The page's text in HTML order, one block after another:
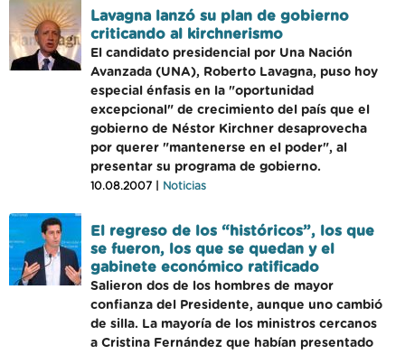
Lavagna lanzó su plan de gobierno
criticando al kirchnerismo
El candidato presidencial por Una Nación
Avanzada (UNA), Roberto Lavagna, puso hoy
especial énfasis en la "oportunidad
excepcional" de crecimiento del país que el
gobierno de Néstor Kirchner desaprovecha
por querer "mantenerse en el poder", al
presentar su programa de gobierno.
10.08.2007 | Noticias
El regreso de los “históricos”, los que
se fueron, los que se quedan y el
gabinete económico ratificado
Salieron dos de los hombres de mayor
confianza del Presidente, aunque uno cambió
de silla. La mayoría de los ministros cercanos
a Cristina Fernández que habían presentado